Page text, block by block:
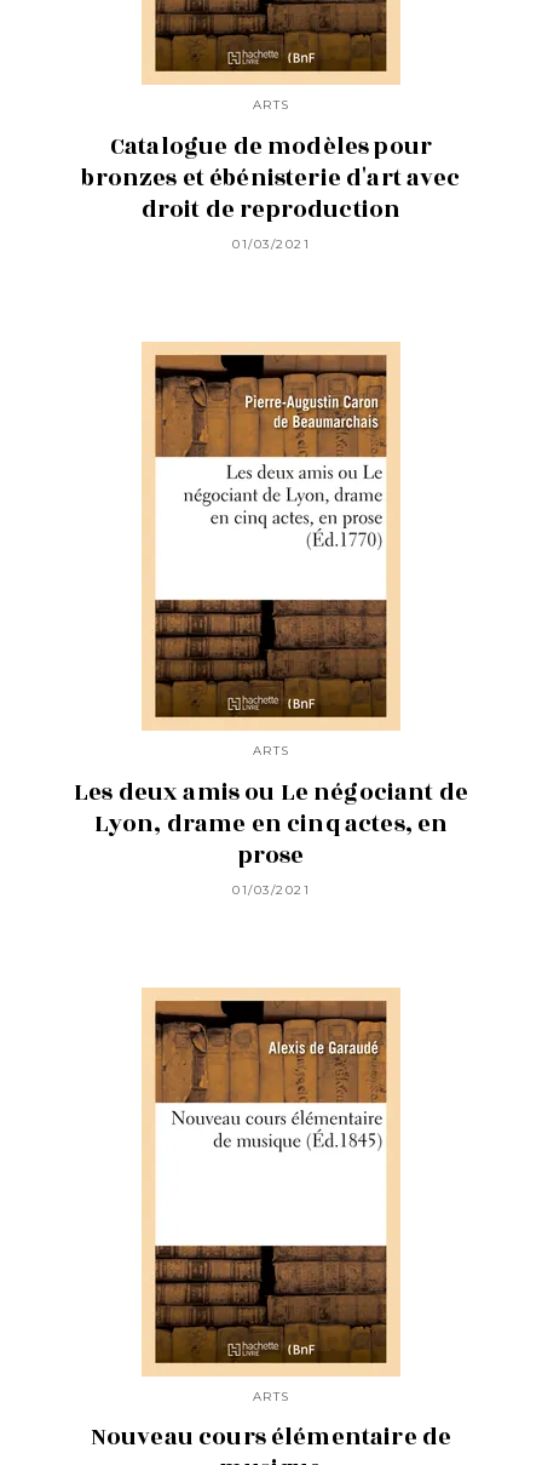
ARTS
Catalogue de modèles pour
bronzes et ébénisterie d'art avec
droit de reproduction
01/03/2021
ARTS
Les deux amis ou Le négociant de
Lyon, drame en cinq actes, en
prose
01/03/2021
ARTS
Nouveau cours élémentaire de